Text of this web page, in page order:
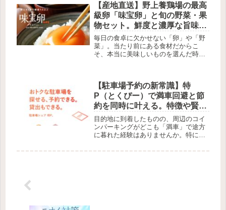
サービスです。ネットショッピングが
当た...
【産地直送】野上養鶏場の最高
級卵「味宝卵」と旬の野菜・果
物セット。鮮度と濃厚な旨味の
秘密を徹底解説
毎日の食卓に欠かせない「卵」や「野
菜」。当たり前にある食材だからこ
そ、本当に美味しいものを選んだ時の
級卵「味宝卵（みほうらん）」と、九
州の...
【駐車場予約の新常識】特
P（とくぴー）で満車回避と節
約を同時に叶える。特徴や賢い
活用術を徹底解説
目的地に到着したものの、周辺のコイ
ンパーキングがどこも「満車」で途方
に暮れた経験はありませんか。特にイ